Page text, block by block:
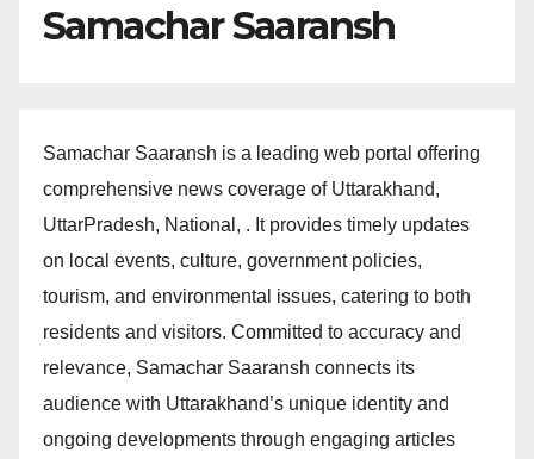
Samachar Saaransh
Samachar Saaransh is a leading web portal offering
comprehensive news coverage of Uttarakhand,
UttarPradesh, National, . It provides timely updates
on local events, culture, government policies,
tourism, and environmental issues, catering to both
residents and visitors. Committed to accuracy and
relevance, Samachar Saaransh connects its
audience with Uttarakhand’s unique identity and
ongoing developments through engaging articles